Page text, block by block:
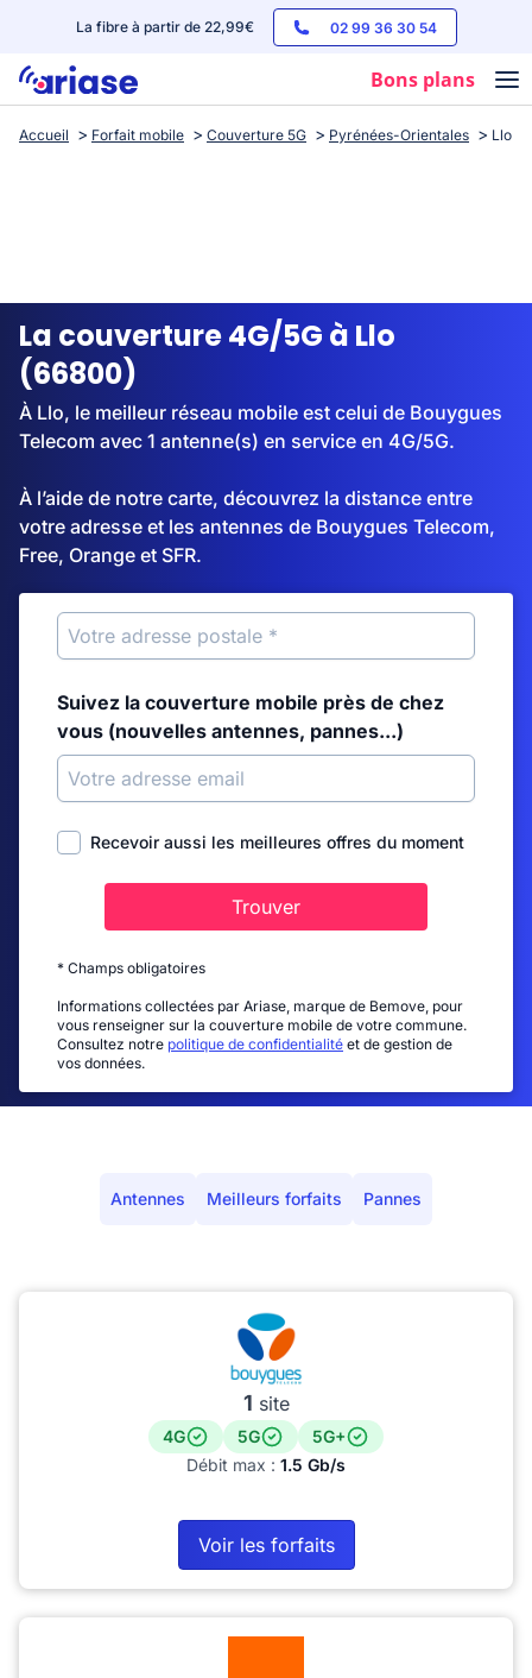
La fibre à partir de 22,99€ 02 99 36 30 54
Bons plans
Box internet
Streaming
Accueil Forfait mobile Couverture 5G Pyrénées-Orientales Llo
La couverture 4G/5G à Llo
(66800)
À Llo, le meilleur réseau mobile est celui de Bouygues
Telecom avec 1 antenne(s) en service en 4G/5G.
À l’aide de notre carte, découvrez la distance entre
votre adresse et les antennes de Bouygues Telecom,
Free, Orange et SFR.
Suivez la couverture mobile près de chez
vous (nouvelles antennes, pannes...)
Recevoir aussi les meilleures offres du moment
Trouver
* Champs obligatoires
Informations collectées par Ariase, marque de Bemove, pour
vous renseigner sur la couverture mobile de votre commune.
Consultez notre politique de confidentialité et de gestion de
vos données.
Antennes Meilleurs forfaits Pannes
1 site
4G 5G
5G+
Débit max : 1.5 Gb/s
Voir les forfaits